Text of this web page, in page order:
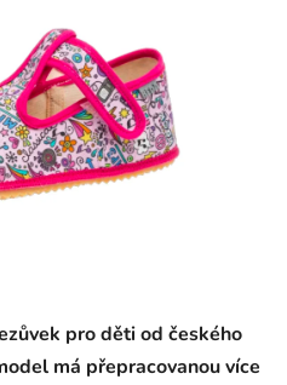
pro děti od českého
má přepracovanou více